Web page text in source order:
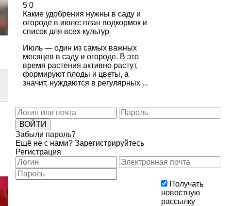
5 0
Какие удобрения нужны в саду и
огороде в июле: план подкормок и
список для всех культур
Июль — один из самых важных
месяцев в саду и огороде. В это
время растения активно растут,
формируют плоды и цветы, а
значит, нуждаются в регулярных ...
Забыли пароль?
Ещё не с нами? Зарегистрируйтесь
Регистрация
Получать
новостную
рассылку